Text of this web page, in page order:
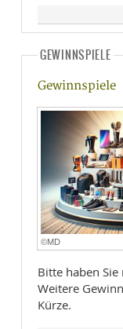
GEWINNSPIELE
Gewinnspiele
©MD
Bitte haben
Weitere
Kürze.